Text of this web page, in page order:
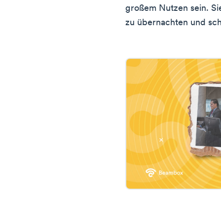
großem Nutzen sein.
zu übernachten und